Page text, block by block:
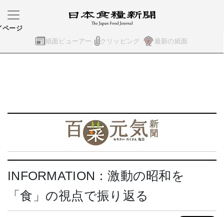
紙面ビューアー クリッピング 最新の紙面
ページ
INFORMATION：激動の昭和を
「食」の視点で振り返る